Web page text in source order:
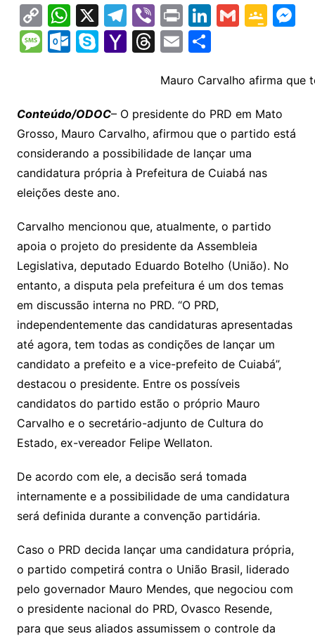
C
o
p
Li
n
k
W
h
at
A
p
p
X T
el
e
a
m
Vi
b
er
Pr
in
t
Li
n
k
e
dI
n
G
l
G
gl
e
Cl
s
o
o
m
M
s
n
M
s
a
g
e
O
o
k.
c
o
m
S
p
e
Y
o
o
M
ai
T
e
a
d
s
E
ai
l
S
ar
e
Mauro Carvalho afirma que
Conteúdo/ODOC– O presidente do PRD em Mato
Grosso, Mauro Carvalho, afirmou que o partido está
considerando a possibilidade de lançar uma
candidatura própria à Prefeitura de Cuiabá nas
eleições deste ano.
Carvalho mencionou que, atualmente, o partido
apoia o projeto do presidente da Assembleia
Legislativa, deputado Eduardo Botelho (União). No
entanto, a disputa pela prefeitura é um dos temas
em discussão interna no PRD. “O PRD,
independentemente das candidaturas apresentadas
até agora, tem todas as condições de lançar um
candidato a prefeito e a vice-prefeito de Cuiabá”,
destacou o presidente. Entre os possíveis
candidatos do partido estão o próprio Mauro
Carvalho e o secretário-adjunto de Cultura do
Estado, ex-vereador Felipe Wellaton.
De acordo com ele, a decisão será tomada
internamente e a possibilidade de uma candidatura
será definida durante a convenção partidária.
Caso o PRD decida lançar uma candidatura própria,
o partido competirá contra o União Brasil, liderado
pelo governador Mauro Mendes, que negociou com
o presidente nacional do PRD, Ovasco Resende,
para que seus aliados assumissem o controle da